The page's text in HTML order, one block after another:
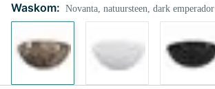
Waskom: Novanta, natuursteen, dark emperador